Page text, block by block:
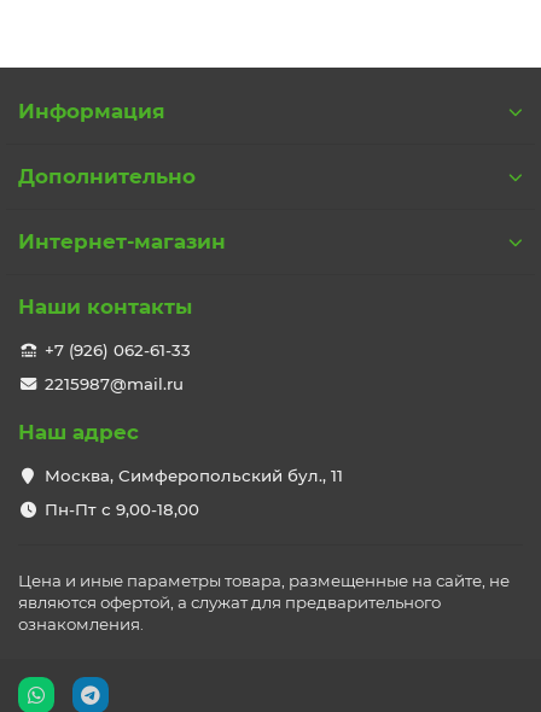
Информация
Дополнительно
Интернет-магазин
Наши контакты
+7 (926) 062-61-33
2215987@mail.ru
Наш адрес
Москва, Симферопольский бул., 11
Пн-Пт с 9,00-18,00
Цена и иные параметры товара, размещенные на сайте, не
являются офертой, а служат для предварительного
ознакомления.